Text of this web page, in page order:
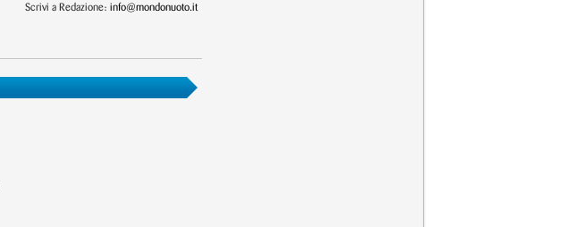
Scrivi a Redazione: info@mondonuoto.it